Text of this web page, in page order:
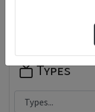
Types